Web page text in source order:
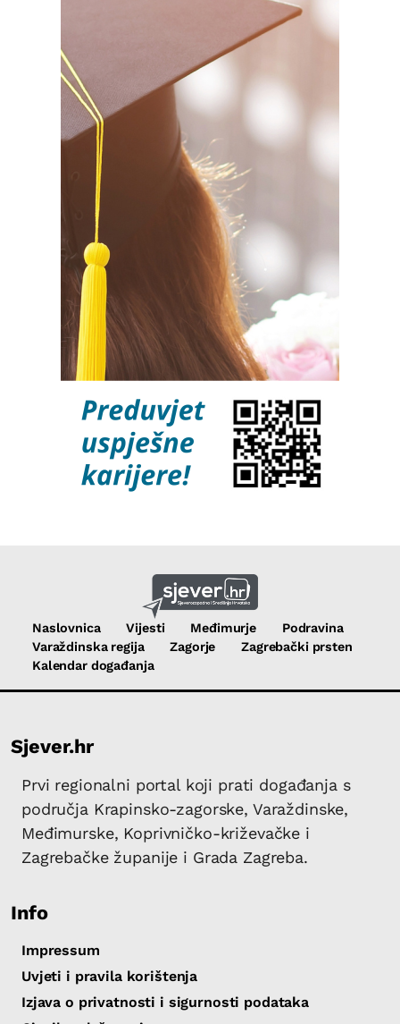
Naslovnica Vijesti Međimurje
Podravina
Varaždinska regija
Zagorje
Zagrebački prsten
Kalendar događanja
Sjever.hr
Prvi regionalni portal koji prati događanja s
područja Krapinsko-zagorske, Varaždinske,
Međimurske, Koprivničko-križevačke i
Zagrebačke županije i Grada Zagreba.
Info
Impressum
Uvjeti i pravila korištenja
Izjava o privatnosti i sigurnosti podataka